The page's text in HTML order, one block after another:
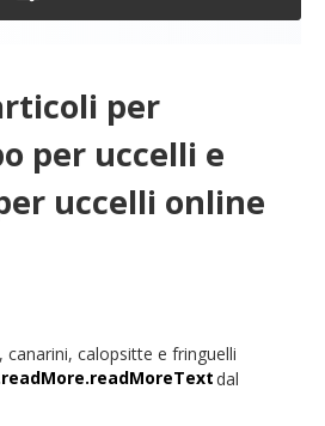
per
per uccelli e
uccelli online
calopsitte e fringuelli
degli uccelli sono incantati dal